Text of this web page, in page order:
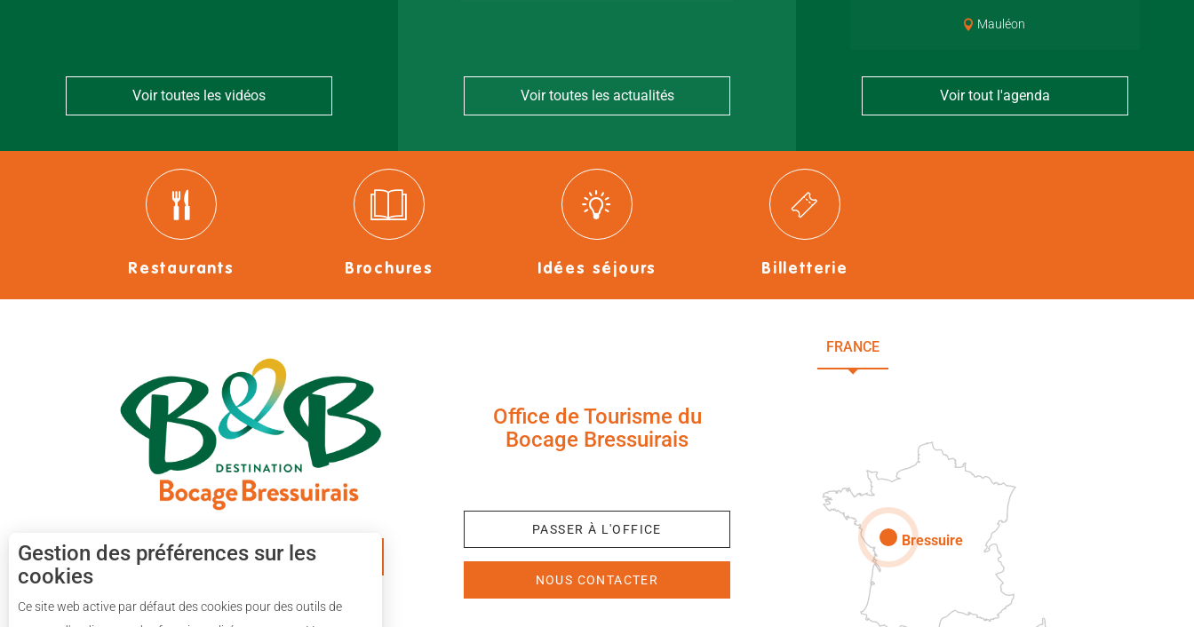
Voir toutes les vidéos Voir toutes les actualités
Mauléon
Voir tout l'agenda
Restaurants Brochures Idées séjours Billetterie
APPLICATION MOBILE
Office de Tourisme du
Bocage Bressuirais
PASSER À L'OFFICE
NOUS CONTACTER
FRANCE
Bressuire
Gestion des préférences sur les
cookies
Ce site web active par défaut des cookies pour des outils de